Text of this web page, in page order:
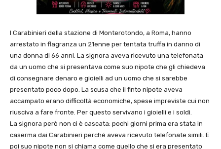
I Carabinieri della stazione di Monterotondo, a Roma, hanno
arrestato in flagranza un 21enne per tentata truffa in danno di
una donna di 66 anni. La signora aveva ricevuto una telefonata
da un uomo che si presentava come suo nipote che gli chiedeva
di consegnare denaro e gioielli ad un uomo che si sarebbe
presentato poco dopo. La scusa che il finto nipote aveva
accampato erano difficoltà economiche, spese impreviste cui non
riusciva a fare fronte. Per questo servivano i gioielli e i soldi.
La signora però non ci è cascata: pochi giorni prima era stata in
caserma dai Carabinieri perché aveva ricevuto telefonate simili. E
poi suo nipote non si chiama come quello che si era presentato